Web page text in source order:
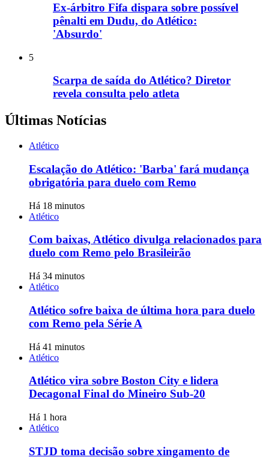
Ex-árbitro Fifa dispara sobre possível
pênalti em Dudu, do Atlético:
'Absurdo'
5
Scarpa de saída do Atlético? Diretor
revela consulta pelo atleta
Últimas Notícias
Atlético
Escalação do Atlético: 'Barba' fará mudança
obrigatória para duelo com Remo
Há 18 minutos
Atlético
Com baixas, Atlético divulga relacionados para
duelo com Remo pelo Brasileirão
Há 34 minutos
Atlético
Atlético sofre baixa de última hora para duelo
com Remo pela Série A
Há 41 minutos
Atlético
Atlético vira sobre Boston City e lidera
Decagonal Final do Mineiro Sub-20
Há 1 hora
Atlético
STJD toma decisão sobre xingamento de